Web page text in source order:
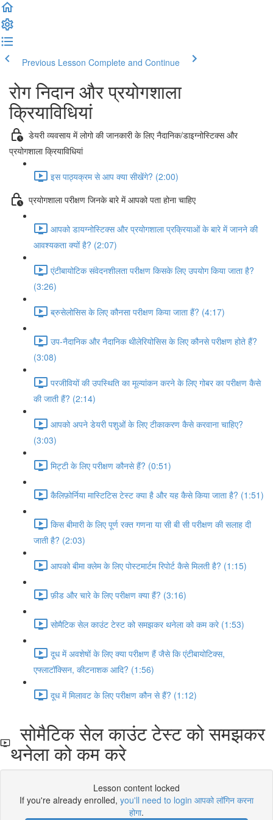
Previous Lesson Complete and Continue
रोग निदान और प्रयोगशाला
क्रियाविधियां
डेयरी व्यवसाय में लोगो की जानकारी के लिए नैदानिक/डाइग्नोस्टिक्स और
प्रयोगशाला क्रियाविधियां
इस पाठ्यक्रम से आप क्या सीखेंगे? (2:00)
प्रयोगशाला परीक्षण जिनके बारे में आपको पता होना चाहिए
आपको डायग्नोस्टिक्स और प्रयोगशाला प्रक्रियाओं के बारे में जानने की
आवश्यकता क्यों है? (2:07)
एंटीबायोटिक संवेदनशीलता परीक्षण किसके लिए उपयोग किया जाता है?
(3:26)
ब्रुसेलोसिस के लिए कौनसा परीक्षण किया जाता हैं? (4:17)
उप-नैदानिक और नैदानिक थीलेरियोसिस के लिए कौनसे परीक्षण होते हैं?
(3:08)
परजीवियों की उपस्थिति का मूल्यांकन करने के लिए गोबर का परीक्षण कैसे
की जाती हैं? (2:14)
आपको अपने डेयरी पशुओं के लिए टीकाकरण कैसे करवाना चाहिए?
(3:03)
मिट्टी के लिए परीक्षण कौनसे हैं? (0:51)
कैलिफ़ोर्निया मास्टिटिस टेस्ट क्या है और यह कैसे किया जाता है? (1:51)
किस बीमारी के लिए पूर्ण रक्त गणना या सी बी सी परीक्षण की सलाह दी
जाती है? (2:03)
आपको बीमा क्लेम के लिए पोस्टमार्टम रिपोर्ट कैसे मिलती है? (1:15)
फ़ीड और चारे के लिए परीक्षण क्या हैं? (3:16)
सोमैटिक सेल काउंट टेस्ट को समझकर थनेला को कम करे (1:53)
दूध में अवशेषों के लिए क्या परीक्षण हैं जैसे कि एंटीबायोटिक्स,
एफ्लाटॉक्सिन, कीटनाशक आदि? (1:56)
दूध में मिलावट के लिए परीक्षण कौन से हैं? (1:12)
सोमैटिक सेल काउंट टेस्ट को समझकर
थनेला को कम करे
Lesson content locked
If you're already enrolled, you'll need to login आपको लॉगिन करना
होगा.